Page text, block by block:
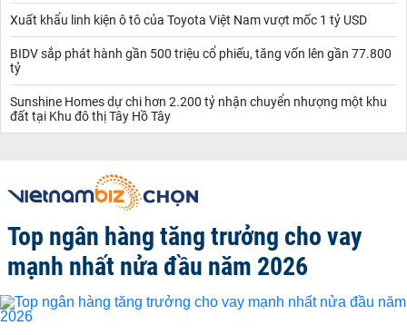
Xuất khẩu linh kiện ô tô của Toyota Việt Nam vượt mốc 1 tỷ USD
BIDV sắp phát hành gần 500 triệu cổ phiếu, tăng vốn lên gần 77.800
tỷ
Sunshine Homes dự chi hơn 2.200 tỷ nhận chuyển nhượng một khu
đất tại Khu đô thị Tây Hồ Tây
Top ngân hàng tăng trưởng cho vay
mạnh nhất nửa đầu năm 2026